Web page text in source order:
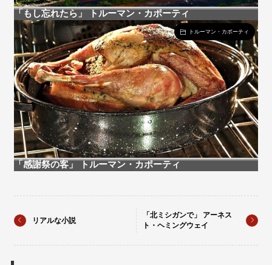
「もし忘れたら」 トルーマン・カポーティ
トルーマン・カポーティ
「感謝祭の客」 トルーマン・カポーティ
リアルな小説
「北ミシガンで」 アーネス
ト・ヘミングウェイ